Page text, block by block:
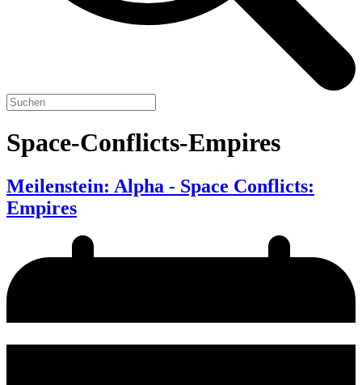
Space-Conflicts-Empires
Meilenstein: Alpha - Space Conflicts:
Empires